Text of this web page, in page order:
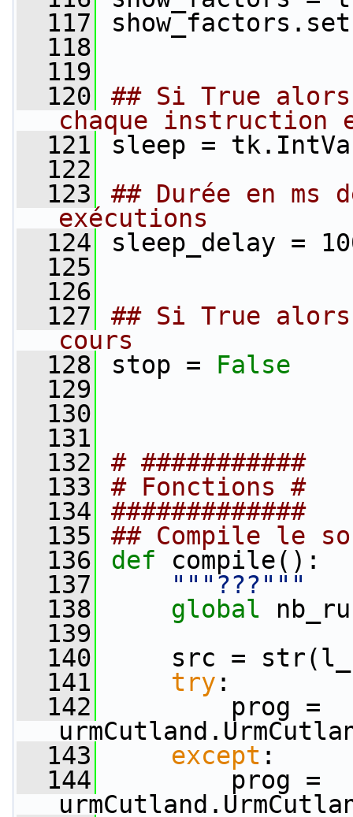
  117
  118
  119
  120
## Si True alors
chaque instruction
  121
sleep =
  122
  123
## Durée en
exécutions
  124
sleep_delay =
  125
  126
  127
## Si True
cours
  128
stop = False
  129
  130
  131
  132
# ###########
  133
# Fonctions #
  134
#############
  135
## Compile le
  136
def compile():
  137
"""???"""
  138
global
  139
  140
src =
  141
try :
  142
prog =
  143
except :
  144
prog =